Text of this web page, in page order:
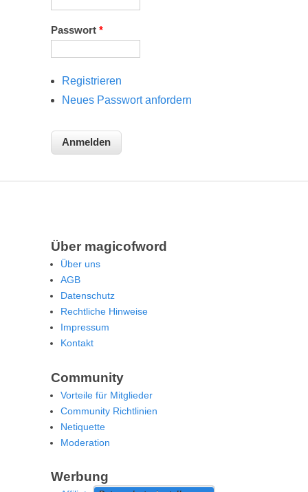
Passwort *
Registrieren
Neues Passwort anfordern
Über magicofword
Über uns
AGB
Datenschutz
Rechtliche Hinweise
Impressum
Kontakt
Community
Vorteile für Mitglieder
Community Richtlinien
Netiquette
Moderation
Werbung